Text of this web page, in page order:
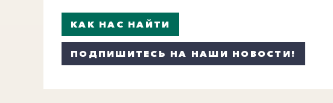
КАК НАС НАЙТИ
ПОДПИШИТЕСЬ НА НАШИ НОВОСТИ!